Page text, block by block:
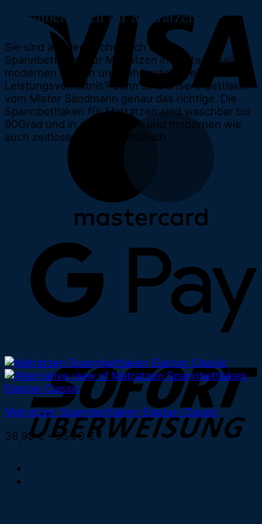
Spannbettlaken für Matratzen
Sie sind auf der Suche nach einem
Spannbettlaken für Matratzen in bester Qualität,
modernen Farben und sehr guten Preis-
Leistungsverhältnis? Dann sind unsere Bettlaken
vom Mister Sandmann genau das richtige. Die
Spannbettlaken für Matratzen sind waschbar bis
90Grad und in allen Größen und modernen wie
auch zeitlosen Farben erhältlich.
Matratzen Spannbettlaken Elastan Classic
38,90€–55,90€